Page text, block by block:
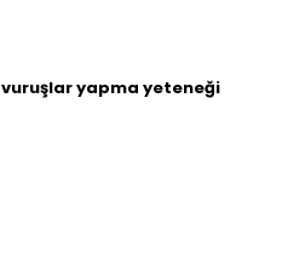
yapma yeteneği